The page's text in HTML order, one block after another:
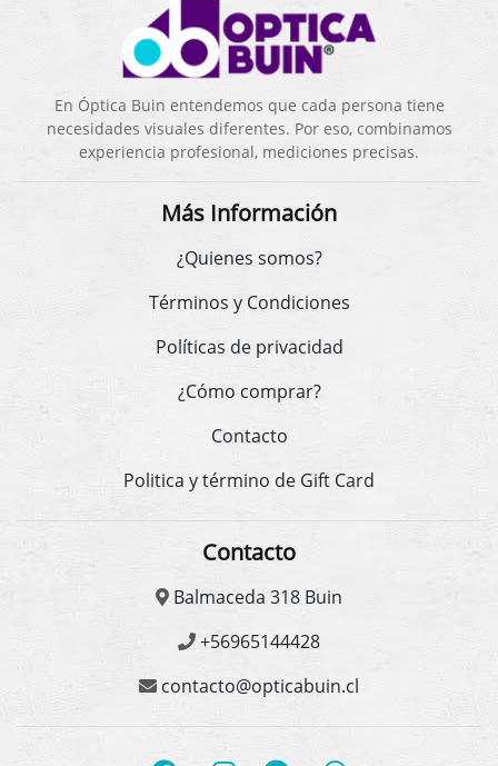
En Óptica Buin entendemos que cada persona tiene
necesidades visuales diferentes. Por eso, combinamos
experiencia profesional, mediciones precisas.
Más Información
¿Quienes somos?
Términos y Condiciones
Políticas de privacidad
¿Cómo comprar?
Contacto
Politica y término de Gift Card
Contacto
Balmaceda 318 Buin
+56965144428
contacto@opticabuin.cl